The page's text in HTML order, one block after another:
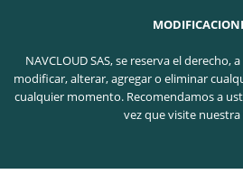
NAVCLOUD SAS, se reserva el derecho,
modificar, alterar, agregar o eliminar
cualquier momento. Recomendamos a
vez que visite nuestra